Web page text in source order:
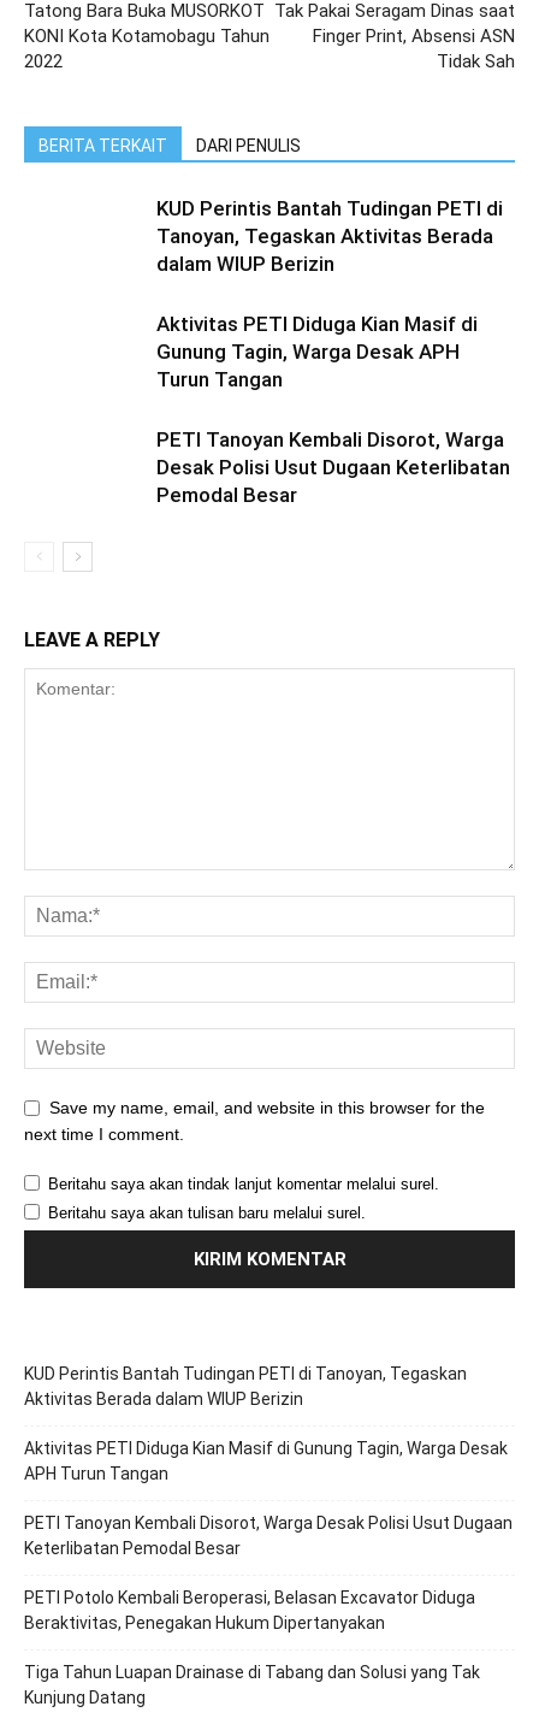
Tatong Bara Buka MUSORKOT
KONI Kota Kotamobagu Tahun
2022
Tak Pakai Seragam Dinas saat
Finger Print, Absensi ASN
Tidak Sah
BERITA TERKAIT DARI PENULIS
KUD Perintis Bantah Tudingan PETI di
Tanoyan, Tegaskan Aktivitas Berada
dalam WIUP Berizin
Aktivitas PETI Diduga Kian Masif di
Gunung Tagin, Warga Desak APH
Turun Tangan
PETI Tanoyan Kembali Disorot, Warga
Desak Polisi Usut Dugaan Keterlibatan
Pemodal Besar
LEAVE A REPLY
Save my name, email, and website in this browser for the
next time I comment.
Beritahu saya akan tindak lanjut komentar melalui surel.
Beritahu saya akan tulisan baru melalui surel.
KUD Perintis Bantah Tudingan PETI di Tanoyan, Tegaskan
Aktivitas Berada dalam WIUP Berizin
Aktivitas PETI Diduga Kian Masif di Gunung Tagin, Warga Desak
APH Turun Tangan
PETI Tanoyan Kembali Disorot, Warga Desak Polisi Usut Dugaan
Keterlibatan Pemodal Besar
PETI Potolo Kembali Beroperasi, Belasan Excavator Diduga
Beraktivitas, Penegakan Hukum Dipertanyakan
Tiga Tahun Luapan Drainase di Tabang dan Solusi yang Tak
Kunjung Datang